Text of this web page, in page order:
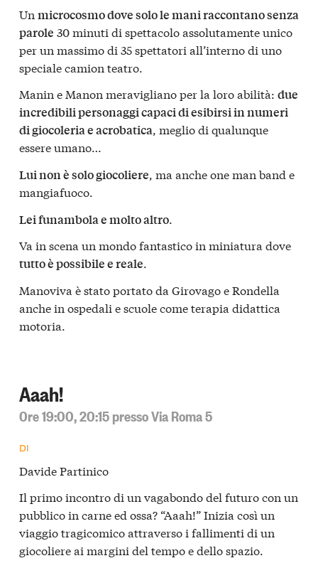
Un microcosmo dove solo le mani raccontano senza
parole 30 minuti di spettacolo assolutamente unico
per un massimo di 35 spettatori all’interno di uno
speciale camion teatro.
Manin e Manon meravigliano per la loro abilità: due
incredibili personaggi capaci di esibirsi in numeri
di giocoleria e acrobatica, meglio di qualunque
essere umano…
Lui non è solo giocoliere, ma anche one man band e
mangiafuoco.
Lei funambola e molto altro
Va in scena un mondo fantastico in miniatura dove
tutto è possibile e reale.
Manoviva è stato portato da Girovago e Rondella
anche in ospedali e scuole come terapia didattica
motoria.
Aaah!
Ore 19:00, 20:15 presso Via Roma 5
DI
Davide Partinico
Il primo incontro di un vagabondo del futuro con un
pubblico in carne ed ossa? “Aaah!” Inizia così un
viaggio tragicomico attraverso i fallimenti di un
giocoliere ai margini del tempo e dello spazio.